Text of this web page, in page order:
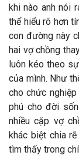
khi nào anh nói
thể hiểu rõ hơn
con đường này
hai vợ chồng
luôn kéo theo
của mình. Như
cho chức
phú cho đời
nhiều cặp vợ
khác biệt chia
tìm thấy trong